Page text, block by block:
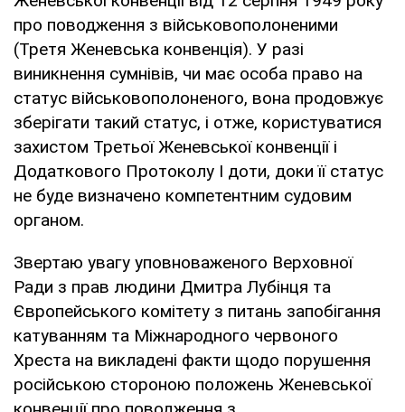
про поводження з військовополоненими
(Третя Женевська конвенція). У разі
виникнення сумнівів, чи має особа право на
статус військовополоненого, вона продовжує
зберігати такий статус, і отже, користуватися
захистом Третьої Женевської конвенції і
Додаткового Протоколу І доти, доки її статус
не буде визначено компетентним судовим
органом.
Звертаю увагу уповноваженого Верховної
Ради з прав людини Дмитра Лубінця та
Європейського комітету з питань запобігання
катуванням та Міжнародного червоного
Хреста на викладені факти щодо порушення
російською стороною положень Женевської